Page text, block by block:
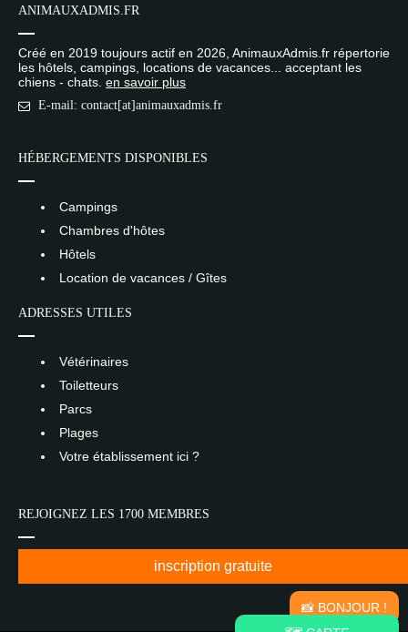
📸 BONJOUR !
ANIMAUXADMIS.FR
Créé en 2019 toujours actif en 2026, AnimauxAdmis.fr répertorie
les hôtels, campings, locations de vacances... acceptant les
chiens - chats. en savoir plus
E-mail: contact[at]animauxadmis.fr
HÉBERGEMENTS DISPONIBLES
Campings
Chambres d'hôtes
Hôtels
Location de vacances / Gîtes
ADRESSES UTILES
Vétérinaires
Toiletteurs
Parcs
Plages
Votre établissement ici ?
REJOIGNEZ LES 1700 MEMBRES
inscription gratuite